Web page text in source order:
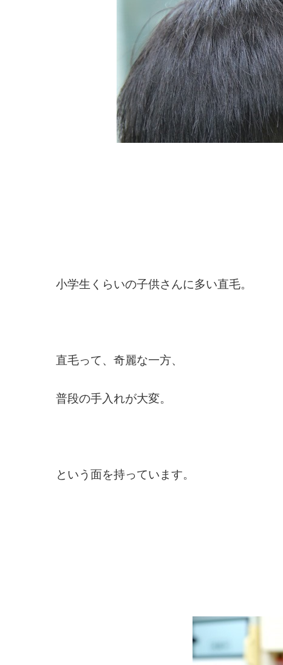
小学生くらいの子供さんに多い直毛。
直毛って、奇麗な一方、
普段の手入れが大変。
という面を持っています。